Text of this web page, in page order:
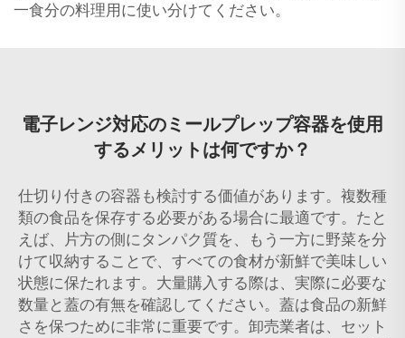
一食分の料理用に使い分けてください。
電子レンジ対応のミールプレップ容器を使用
するメリットは何ですか？
仕切り付きの容器も検討する価値があります。複数種
類の食品を保存する必要がある場合に最適です。たと
えば、片方の側にタンパク質を、もう一方に野菜を分
けて収納することで、すべての食材が新鮮で美味しい
状態に保たれます。大量購入する際は、実際に必要な
数量と蓋の有無を確認してください。蓋は食品の新鮮
さを保つために非常に重要です。卸売業者は、セット